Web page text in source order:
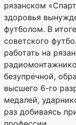
рязанском
здоровья
футболом. В
советского
работать на
безупречной,
высшего 6-го
медалей,
раз добиваясь